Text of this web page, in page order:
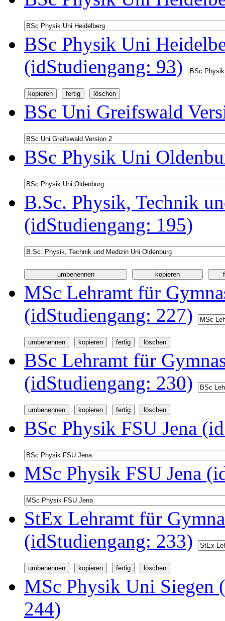
BSc Physik Uni
(idStudiengang: 93)
BSc Uni Greifswald
BSc Physik Uni
B.Sc. Physik, Technik
(idStudiengang: 195)
MSc Lehramt für
(idStudiengang: 227)
BSc Lehramt für
(idStudiengang: 230)
BSc Physik FSU Jena
MSc Physik FSU Jena
StEx Lehramt für
(idStudiengang: 233)
MSc Physik Uni Siegen
244)